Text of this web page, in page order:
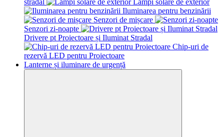
stradal
Lămpi solare de exterior
Iluminarea pentru benzinării
Senzori de mișcare
Senzori zi-noapte
Drivere pt Proiectoare și Iluminat Stradal
Chip-uri de
rezervă LED pentru Proiectoare
Lanterne și iluminare de urgență